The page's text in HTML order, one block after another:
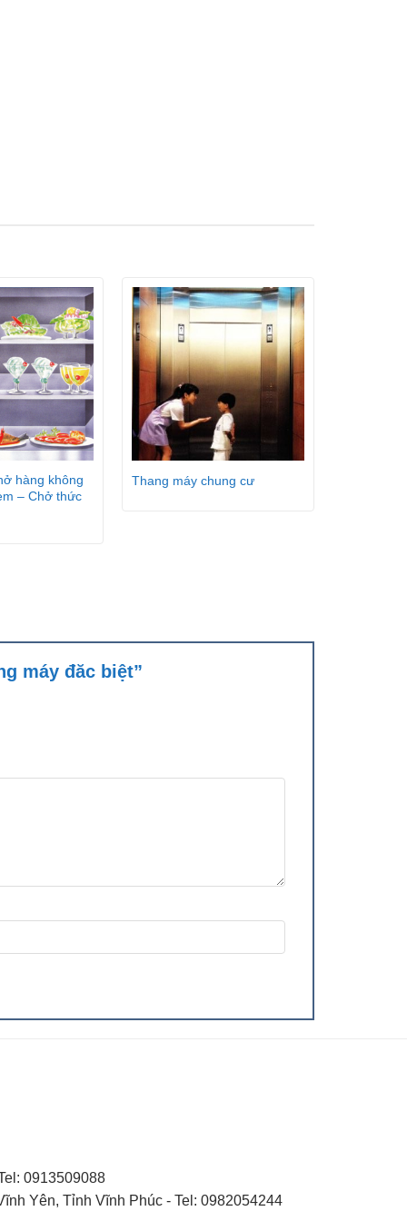
hàng không
– Chở thức
Thang máy chung cư
máy đăc biệt”
0913509088
Yên, Tỉnh Vĩnh Phúc - Tel: 0982054244